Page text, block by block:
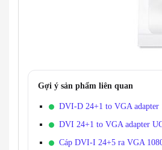
Gợi ý sản phẩm liên quan
DVI-D 24+1 to VGA adapter
DVI 24+1 to VGA adapter
Cáp DVI-I 24+5 ra VGA